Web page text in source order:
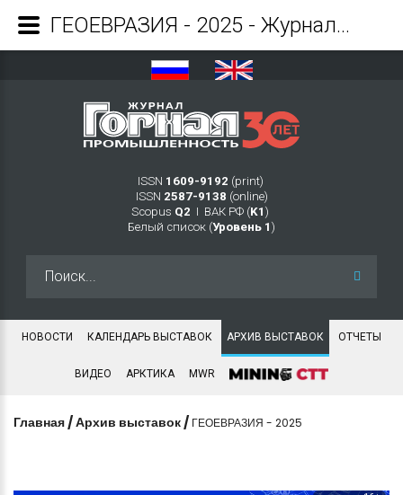
ISSN 1609-9192 (print)
ISSN 2587-9138 (online)
Scopus Q2 Ι ВАК РФ (K1 )
Белый список (Уровень 1 )
НОВОСТИ КАЛЕНДАРЬ ВЫСТАВОК АРХИВ ВЫСТАВОК ОТЧЕТЫ
ВИДЕО АРКТИКА MWR
Главная /Архив выставок / ГЕОЕВРАЗИЯ - 2025
ГЕОЕВРАЗИЯ - 2025 - Журнал Горная промышленность